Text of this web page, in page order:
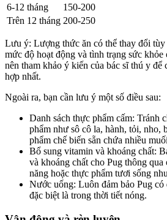
6-12 tháng
150-200
Trên 12 tháng 200-250
Lưu ý: Lượng thức ăn có thể thay đổi
mức độ hoạt động và tình trạng sức khỏe
nên tham khảo ý kiến của bác sĩ thú y để
hợp nhất.
Ngoài ra, bạn cần lưu ý một số điều sau:
Danh sách thực phẩm cấm: Tránh
phẩm như sô cô la, hành, tỏi, nho,
phẩm chế biến sẵn chứa nhiều
Bổ sung vitamin và khoáng chất:
và khoáng chất cho Pug thông
năng hoặc thực phẩm tươi sống
Nước uống: Luôn đảm bảo Pug có
đặc biệt là trong thời tiết nóng.